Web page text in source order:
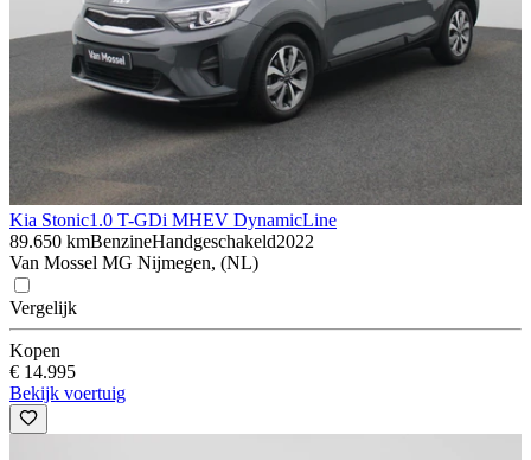
Kia Stonic1.0 T-GDi MHEV DynamicLine
89.650 kmBenzineHandgeschakeld2022
Van Mossel MG Nijmegen, (NL)
Vergelijk
Kopen
€ 14.995
Bekijk voertuig